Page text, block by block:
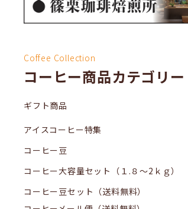
Coffee Collection
コーヒー商品カテゴリー
ギフト商品
アイスコーヒー特集
コーヒー豆
コーヒー大容量セット（１.８～2ｋｇ）
コーヒー豆セット（送料無料）